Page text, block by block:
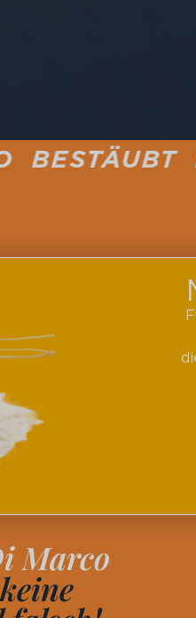
MEHL
Marco